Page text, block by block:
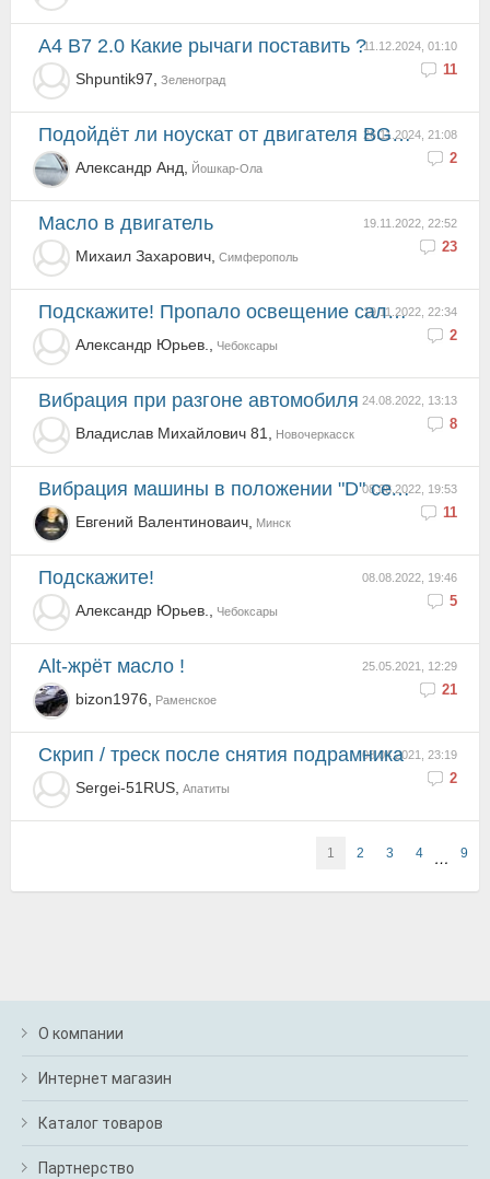
11.12.2024, 01:10
11
А4 B7 2.0 Какие рычаги поставить ?
Shpuntik97, Зеленоград
26.11.2024, 21:08
2
Подойдёт ли ноускат от двигателя BGB 2.0 бенз, для двигателя BWT 2.0 бенз?
Александр Анд, Йошкар-Ола
19.11.2022, 22:52
23
масло в двигатель
Михаил Захарович, Симферополь
19.11.2022, 22:34
2
Подскажите! Пропало освещение салона!
Александр Юрьев., Чебоксары
24.08.2022, 13:13
8
Вибрация при разгоне автомобиля
Владислав Михайлович 81, Новочеркасск
08.08.2022, 19:53
11
Вибрация машины в положении "D" селектора, в "P и N" гуд?
Евгений Валентиноваич, Минск
08.08.2022, 19:46
5
Подскажите!
Александр Юрьев., Чебоксары
25.05.2021, 12:29
21
alt-жрёт масло !
bizon1976, Раменское
08.04.2021, 23:19
2
Скрип / треск после снятия подрамника
Sergei-51RUS, Апатиты
1 2 3 4 … 9
О компании
Интернет магазин
Каталог товаров
Партнерство